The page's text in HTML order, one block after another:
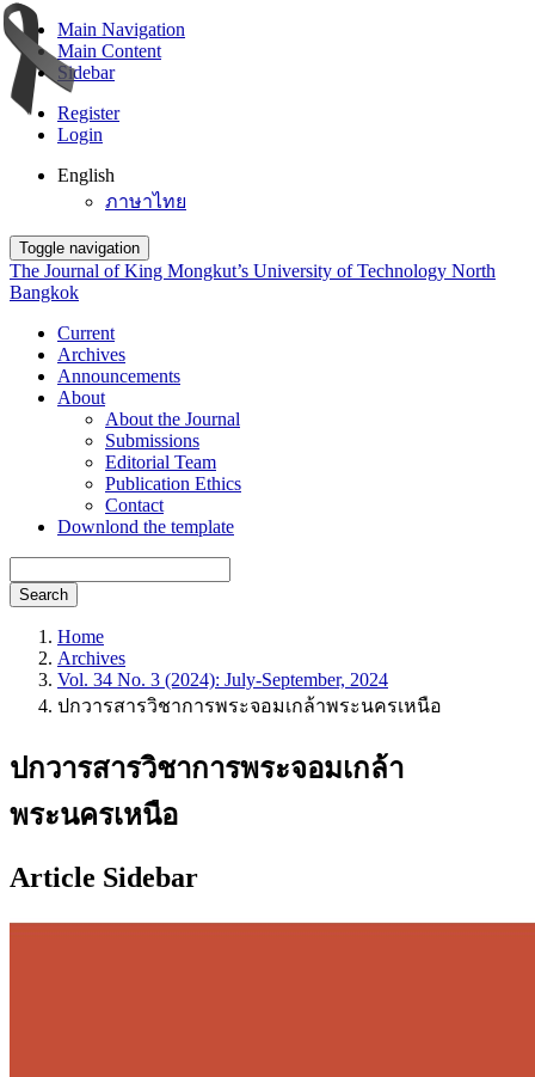
Main Navigation
Main Content
Sidebar
Register
Login
English
ภาษาไทย
Toggle navigation
The Journal of King Mongkut’s University of Technology North
Bangkok
Current
Archives
Announcements
About
About the Journal
Submissions
Editorial Team
Publication Ethics
Contact
Downlond the template
Search
Home
Archives
Vol. 34 No. 3 (2024): July-September, 2024
ปกวารสารวิชาการพระจอมเกล้าพระนครเหนือ
ปกวารสารวิชาการพระจอมเกล้า
พระนครเหนือ
Article Sidebar